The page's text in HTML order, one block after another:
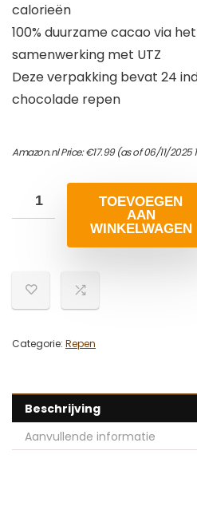
calorieën
100% duurzame cacao via
samenwerking met UTZ
Deze verpakking bevat 24
chocolade repen
Amazon.nl Price:€17.99(as of 06/11/2025
TOEVOEGEN
AAN
WINKELWAGEN
Categorie: Repen
Beschrijving
Aanvullende informatie